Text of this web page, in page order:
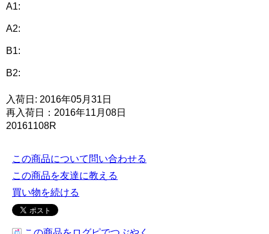
A1:
A2:
B1:
B2:
入荷日: 2016年05月31日
再入荷日：2016年11月08日
20161108R
この商品について問い合わせる
この商品を友達に教える
買い物を続ける